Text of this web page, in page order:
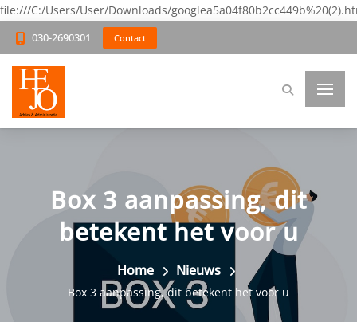
file:///C:/Users/User/Downloads/
030-2690301 Contact
Box 3 aanpassing, dit
betekent het voor u
Home Nieuws
Box 3 aanpassing, dit betekent het voor u